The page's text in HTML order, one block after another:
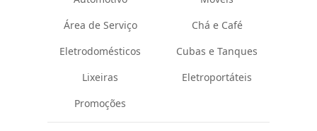
Área de Serviço
Chá e Café
Eletrodomésticos
Cubas e Tanques
Lixeiras
Eletroportáteis
Promoções